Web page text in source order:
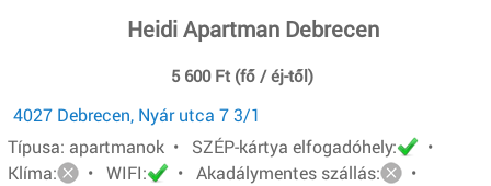
Heidi Apartman Debrecen
5 600 Ft (fő / éj-től)
4027 Debrecen, Nyár utca 7 3/1
Típusa: apartmanok • SZÉP-kártya elfogadóhely:
•
Klíma:
• WIFI: • Akadálymentes szállás:
•